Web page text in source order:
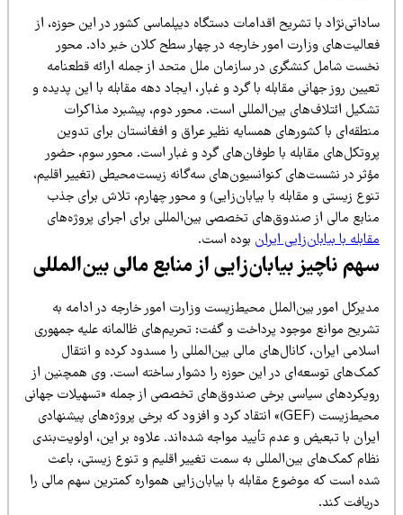
با تشریح اقدامات دستگاه دیپلماسی کشور در این حوزه، از
وزارت امور خارجه در چهار سطح کلان خبر داد. محور
شامل کنشگری در سازمان ملل متحد از جمله ارائه قطعنامه
روز جهانی مقابله با گرد و غبار، ایجاد دهه مقابله با این پدیده و
ائتلاف‌های بین‌المللی است. محور دوم، پیشبرد مذاکرات
با کشورهای همسایه نظیر عراق و افغانستان برای تدوین
مقابله با طوفان‌های گرد و غبار است. محور سوم، حضور
در نشست‌های کنوانسیون‌های سه‌گانه زیست‌محیطی (تغییر اقلیم،
زیستی و مقابله با بیابان‌زایی) و محور چهارم، تلاش برای جذب
مالی از صندوق‌های تخصصی بین‌المللی برای اجرای پروژه‌های
با بیابان‌زایی ایرانبوده است.
ناچیز بیابان‌زایی از منابع مالی بین‌المللی
امور بین‌الملل محیط‌زیست وزارت امور خارجه در ادامه به
موانع موجود پرداخت و گفت: تحریم‌های ظالمانه علیه جمهوری
ایران، کانال‌های مالی بین‌المللی را مسدود کرده و انتقال
توسعه‌ای در این حوزه را دشوار ساخته است. وی همچنین از
سیاسی برخی صندوق‌های تخصصی از جمله «تسهیلات جهانی
محیط‌زیست (GEF)» انتقاد کرد و افزود که برخی پروژه‌های پیشنهادی
با تبعیض و عدم تأیید مواجه شده‌اند. علاوه بر این، اولویت‌بندی
کمک‌های بین‌المللی به سمت تغییر اقلیم و تنوع زیستی، باعث
است که موضوع مقابله با بیابان‌زایی همواره کمترین سهم مالی را
کند.